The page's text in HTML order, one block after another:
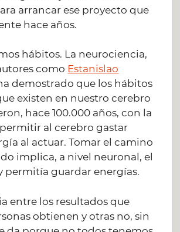
arrancar ese proyecto que
hace años.
hábitos. La neurociencia,
como Estanislao
demostrado que los hábitos
existen en nuestro cerebro
hace 100.000 años, con la
al cerebro gastar
al actuar. Tomar el camino
implica, a nivel neuronal, el
permitía guardar energías.
entre los resultados que
obtienen y otras no, sin